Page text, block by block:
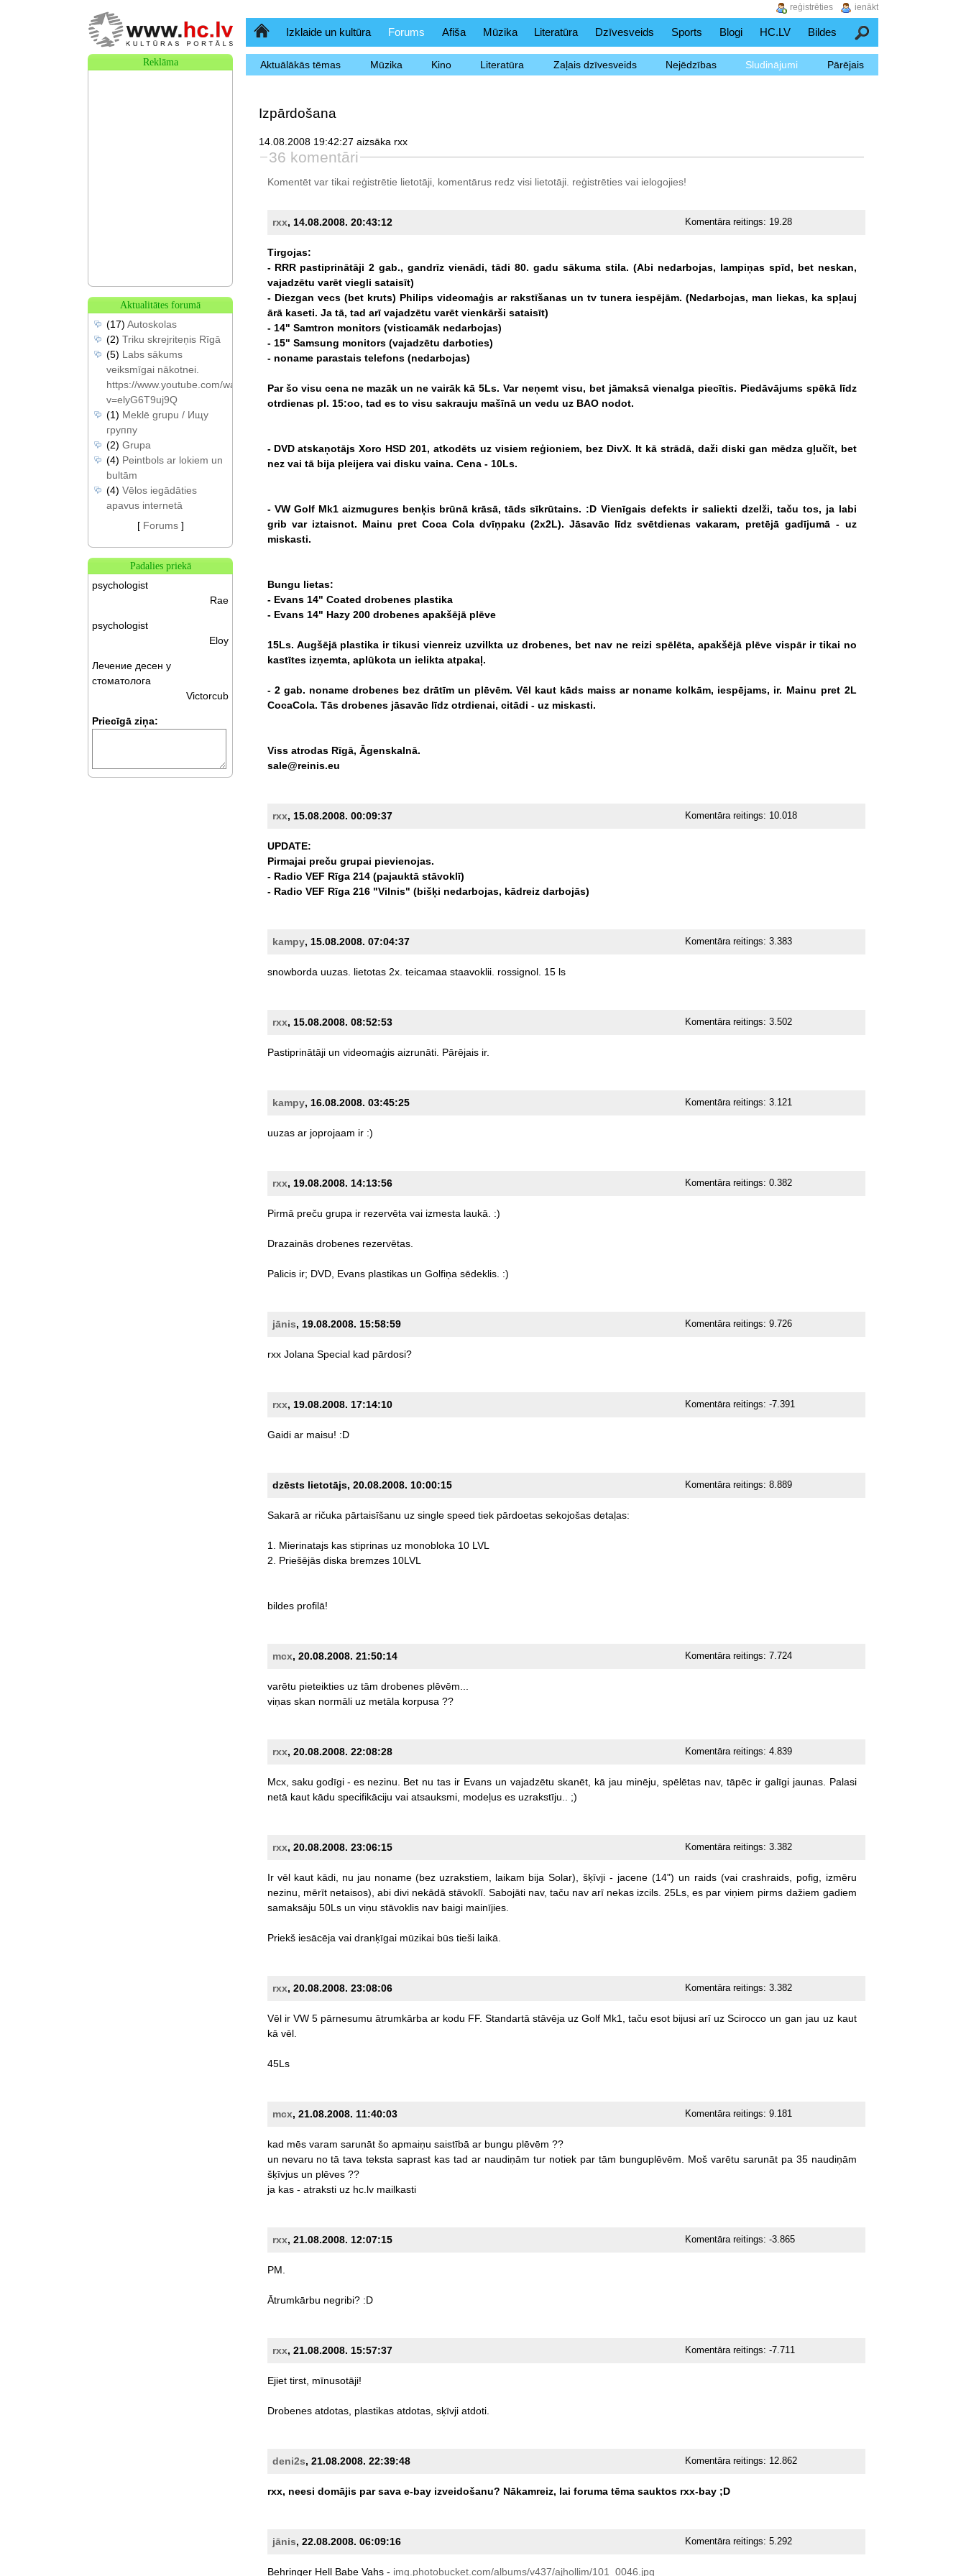
SākumlapaIzklaide un kultūra Forums Afiša Mūzika Literatūra Dzīvesveids Sports Blogi HC.LV Bildes Meklēšana
Aktuālākās tēmas Mūzika Kino Literatūra Zaļais dzīvesveids Nejēdzības Sludinājumi Pārējais
Izpārdošana
14.08.2008 19:42:27 aizsāka rxx
36 komentāri
Komentēt var tikai reģistrētie lietotāji, komentārus redz visi lietotāji. reģistrētiesvai ielogojies!
rxx, 14.08.2008. 20:43:12 Komentāra reitings: 19.28
Tirgojas:
- RRR pastiprinātāji 2 gab., gandrīz vienādi, tādi 80. gadu sākuma stila. (Abi nedarbojas, lampiņas spīd, bet neskan,
vajadzētu varēt viegli sataisīt)
- Diezgan vecs (bet kruts) Philips videomaģis ar rakstīšanas un tv tunera iespējām. (Nedarbojas, man liekas, ka spļauj
ārā kaseti. Ja tā, tad arī vajadzētu varēt vienkārši sataisīt)
- 14" Samtron monitors (visticamāk nedarbojas)
- 15" Samsung monitors (vajadzētu darboties)
- noname parastais telefons (nedarbojas)
Par šo visu cena ne mazāk un ne vairāk kā 5Ls. Var neņemt visu, bet jāmaksā vienalga piecītis. Piedāvājums spēkā līdz
otrdienas pl. 15:oo, tad es to visu sakrauju mašīnā un vedu uz BAO nodot.
- DVD atskaņotājs Xoro HSD 201, atkodēts uz visiem reģioniem, bez DivX. It kā strādā, daži diski gan mēdza gļučīt, bet
nez vai tā bija pleijera vai disku vaina. Cena - 10Ls.
- VW Golf Mk1 aizmugures benķis brūnā krāsā, tāds sīkrūtains. :D Vienīgais defekts ir saliekti dzelži, taču tos, ja labi
grib var iztaisnot. Mainu pret Coca Cola dvīņpaku (2x2L). Jāsavāc līdz svētdienas vakaram, pretējā gadījumā - uz
miskasti.
Bungu lietas:
- Evans 14" Coated drobenes plastika
- Evans 14" Hazy 200 drobenes apakšējā plēve
15Ls. Augšējā plastika ir tikusi vienreiz uzvilkta uz drobenes, bet nav ne reizi spēlēta, apakšējā plēve vispār ir tikai no
kastītes izņemta, aplūkota un ielikta atpakaļ.
- 2 gab. noname drobenes bez drātīm un plēvēm. Vēl kaut kāds maiss ar noname kolkām, iespējams, ir. Mainu pret 2L
CocaCola. Tās drobenes jāsavāc līdz otrdienai, citādi - uz miskasti.
Viss atrodas Rīgā, Āgenskalnā.
sale@reinis.eu
rxx, 15.08.2008. 00:09:37 Komentāra reitings: 10.018
UPDATE:
Pirmajai preču grupai pievienojas.
- Radio VEF Rīga 214 (pajauktā stāvoklī)
- Radio VEF Rīga 216 "Vilnis" (bišķi nedarbojas, kādreiz darbojās)
kampy, 15.08.2008. 07:04:37 Komentāra reitings:3.383
snowborda uuzas. lietotas 2x. teicamaa staavoklii. rossignol. 15 ls
rxx, 15.08.2008. 08:52:53 Komentāra reitings:3.502
Pastiprinātāji un videomaģis aizrunāti. Pārējais ir.
kampy, 16.08.2008. 03:45:25 Komentāra reitings:3.121
uuzas ar joprojaam ir :)
rxx, 19.08.2008. 14:13:56 Komentāra reitings:0.382
Pirmā preču grupa ir rezervēta vai izmesta laukā. :)
Drazainās drobenes rezervētas.
Palicis ir; DVD, Evans plastikas un Golfiņa sēdeklis. :)
jānis, 19.08.2008. 15:58:59 Komentāra reitings:9.726
rxx Jolana Special kad pārdosi?
rxx, 19.08.2008. 17:14:10 Komentāra reitings:-7.391
Gaidi ar maisu! :D
dzēsts lietotājs, 20.08.2008. 10:00:15 Komentāra reitings:8.889
Sakarā ar ričuka pārtaisīšanu uz single speed tiek pārdoetas sekojošas detaļas:
1. Mierinatajs kas stiprinas uz monobloka 10 LVL
2.
Priešējās diska bremzes 10LVL
bildes profilā!
mcx, 20.08.2008. 21:50:14 Komentāra reitings: 7.724
varētu pieteikties uz tām drobenes plēvēm...
viņas skan normāli uz metāla korpusa ??
rxx, 20.08.2008. 22:08:28 Komentāra reitings:4.839
Mcx, saku godīgi - es nezinu. Bet nu tas ir Evans un vajadzētu skanēt, kā jau minēju, spēlētas nav, tāpēc ir galīgi jaunas.
Palasi
netā kaut kādu specifikāciju vai atsauksmi, modeļus es uzrakstīju.. ;)
rxx, 20.08.2008. 23:06:15 Komentāra reitings:3.382
Ir vēl kaut kādi, nu jau noname (bez uzrakstiem, laikam bija Solar), šķīvji - jacene (14") un raids (vai crashraids, pofig,
izmēru
nezinu,
mērīt netaisos), abi divi nekādā stāvoklī. Sabojāti nav, taču nav arī nekas izcils. 25Ls, es par viņiem pirms dažiem gadiem
samaksāju 50Ls un viņu stāvoklis nav baigi mainījies.
Priekš iesācēja vai dranķīgai mūzikai būs tieši laikā.
rxx, 20.08.2008. 23:08:06 Komentāra reitings:3.382
Vēl ir VW 5 pārnesumu ātrumkārba ar kodu FF. Standartā stāvēja uz Golf Mk1, taču esot bijusi arī uz Scirocco un gan jau uz kaut
kā vēl.
45Ls
mcx, 21.08.2008. 11:40:03 Komentāra reitings:9.181
kad mēs varam sarunāt šo apmaiņu saistībā ar bungu plēvēm ??
un nevaru no tā tava teksta saprast kas tad ar naudiņām tur notiek par tām bunguplēvēm. Moš varētu sarunāt pa 35 naudiņām
šķīvjus un plēves ??
ja kas - atraksti uz hc.lv mailkasti
rxx, 21.08.2008. 12:07:15 Komentāra reitings:-3.865
PM.
Ātrumkārbu negribi? :D
rxx, 21.08.2008. 15:57:37 Komentāra reitings:-7.711
Ejiet tirst, mīnusotāji!
Drobenes atdotas, plastikas atdotas, sķīvji atdoti.
deni2s, 21.08.2008. 22:39:48 Komentāra reitings: 12.862
rxx, neesi domājis par sava e-bay izveidošanu? Nākamreiz, lai foruma tēma sauktos rxx-bay ;D
jānis, 22.08.2008. 06:09:16 Komentāra reitings:5.292
Behringer Hell Babe Vahs - img.photobucket.com/albums/v437/ajhollim/101_0046.jpg
Reklāma
Aktualitātes forumā
(17) Autoskolas
(2) Triku skrejriteņis Rīgā
(5) Labs sākums
veiksmīgai nākotnei.
https://www.youtube.com/watch?
v=elyG6T9uj9Q
(1) Meklē grupu / Ищу
группу
(2) Grupa
(4) Peintbols ar lokiem un
bultām
(4) Vēlos iegādāties
apavus internetā
[ Forums]
Padalies priekā
psychologist
Rae
psychologist
Eloy
Лечение десен у
стоматолога
Victorcub
Priecīgā ziņa:
ienākt
reģistrēties